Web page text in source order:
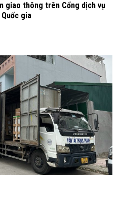
giao thông trên Cổng dịch vụ
gia